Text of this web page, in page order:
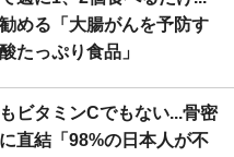
める「大腸がんを予防す
たっぷり食品」
ビタミンCでもない...骨密
直結「98%の日本人が不